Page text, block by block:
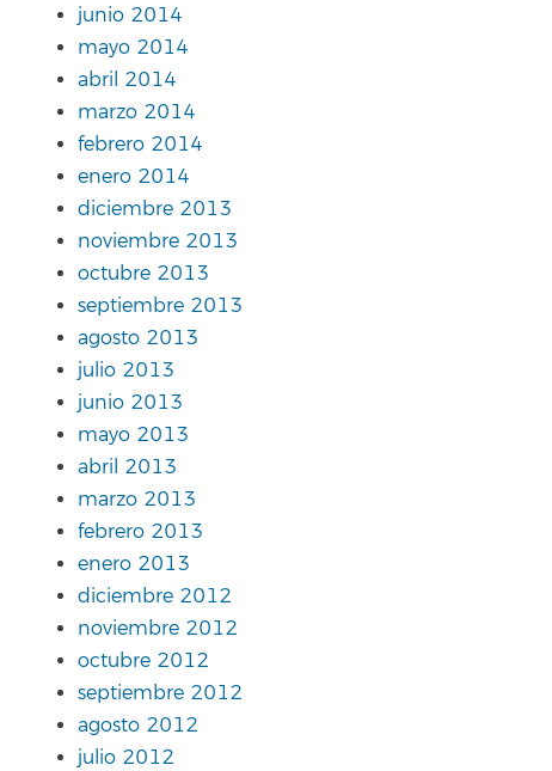
junio 2014
mayo 2014
abril 2014
marzo 2014
febrero 2014
enero 2014
diciembre 2013
noviembre 2013
octubre 2013
septiembre 2013
agosto 2013
julio 2013
junio 2013
mayo 2013
abril 2013
marzo 2013
febrero 2013
enero 2013
diciembre 2012
noviembre 2012
octubre 2012
septiembre 2012
agosto 2012
julio 2012